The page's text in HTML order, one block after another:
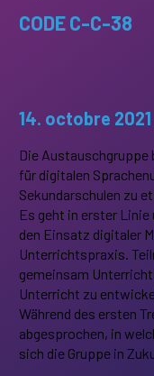
CODE C-C-38
14. octobre 2021
Die
für digitalen
Sekundarschulen zu
Es geht in erster
den Einsatz digitaler
Unterrichtspraxis.
gemeinsam
Unterricht zu
Während des ersten
abgesprochen, in
sich die Gruppe in